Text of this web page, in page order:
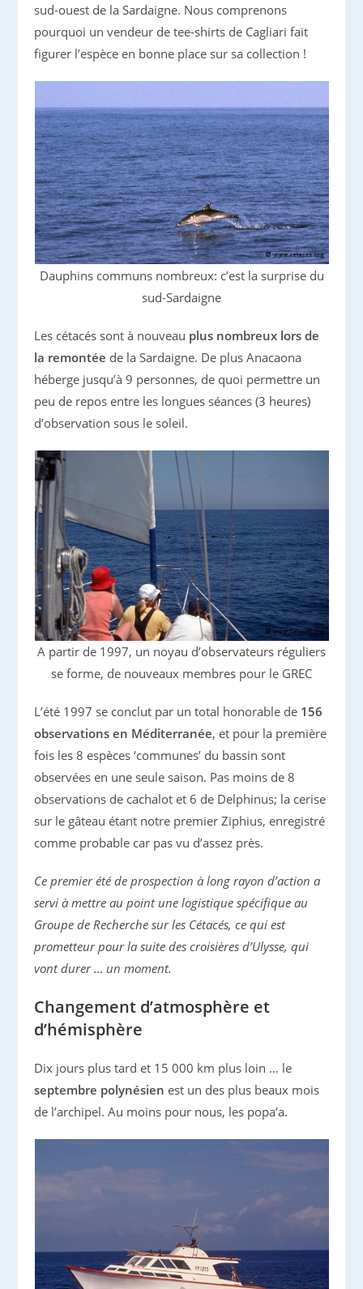
sud-ouest de la Sardaigne. Nous comprenons
pourquoi un vendeur de tee-shirts de Cagliari fait
figurer l’espèce en bonne place sur sa collection !
Dauphins communs nombreux: c’est la surprise du
sud-Sardaigne
Les cétacés sont à nouveau plus nombreux lors de
la remontée de la Sardaigne. De plus Anacaona
héberge jusqu’à 9 personnes, de quoi permettre un
peu de repos entre les longues séances (3 heures)
d’observation sous le soleil.
A partir de 1997, un noyau d’observateurs réguliers
se forme, de nouveaux membres pour le GREC
L’été 1997 se conclut par un total honorable de 156
observations en Méditerranée, et pour la première
fois les 8 espèces ‘communes’ du bassin sont
observées en une seule saison. Pas moins de 8
observations de cachalot et 6 de Delphinus; la cerise
sur le gâteau étant notre premier Ziphius, enregistré
comme probable car pas vu d’assez près.
Ce premier été de prospection à long rayon d’action a
servi à mettre au point une logistique spécifique au
Groupe de Recherche sur les Cétacés, ce qui est
prometteur pour la suite des croisières d’Ulysse, qui
vont durer … un moment.
Changement d’atmosphère et
d’hémisphère
Dix jours plus tard et 15 000 km plus loin … le
septembre polynésien est un des plus beaux mois
de l’archipel. Au moins pour nous, les popa’a.